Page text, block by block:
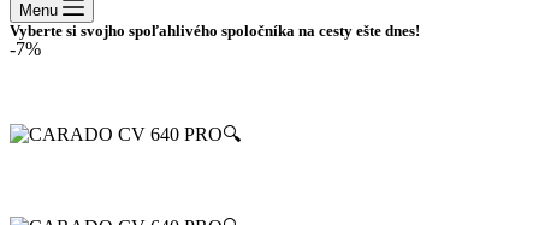
Menu
Vyberte si svojho spoľahlivého spoločníka na cesty ešte dnes!
-7%
🔍